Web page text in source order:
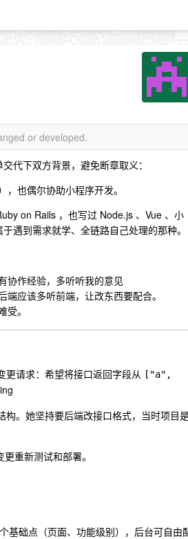
or developed.
代下双方背景，避免断章取义：
也偶尔协助小程序开发。
on Rails ，也写过 Node.js 、Vue 、小
遇到需求就学、全链路自己处理的那种。
协作经验，多听听我的意见
应该多听前端，让改东西要配合。
。
更请求：希望将接口返回字段从 ["a",
构。她坚持要后端改接口格式，当时项目
重新测试和部署。
基础点（页面、功能级别），后台可自由